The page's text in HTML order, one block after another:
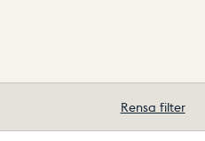
Rensa filter